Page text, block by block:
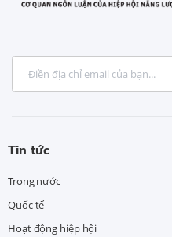
Tin tức
Trong nước
Quốc tế
Hoạt động hiệp hội